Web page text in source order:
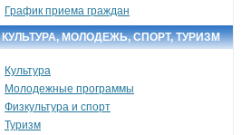
График приема граждан
КУЛЬТУРА, МОЛОДЕЖЬ, СПОРТ, ТУРИЗМ
Культура
Молодежные программы
Физкультура и спорт
Туризм